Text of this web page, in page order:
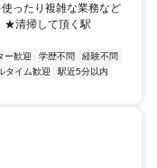
ったり複雑な業務など
★清掃して頂く駅
ー歓迎 学歴不問
経験不問
タイム歓迎
駅近5分以内